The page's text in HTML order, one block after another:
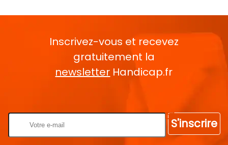
Inscrivez-vous et recevez
gratuitement la
newsletter Handicap.fr
S'inscrire